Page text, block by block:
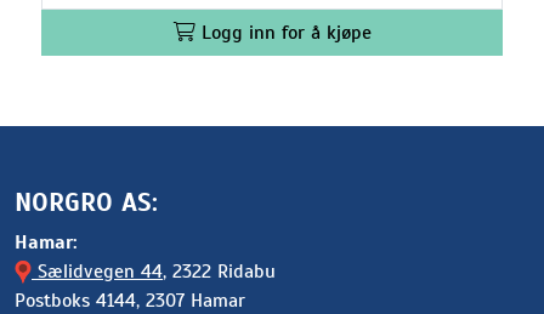
Logg inn for å kjøpe
NORGRO AS:
Hamar:
Sælidvegen 44, 2322 Ridabu
Postboks 4144, 2307 Hamar